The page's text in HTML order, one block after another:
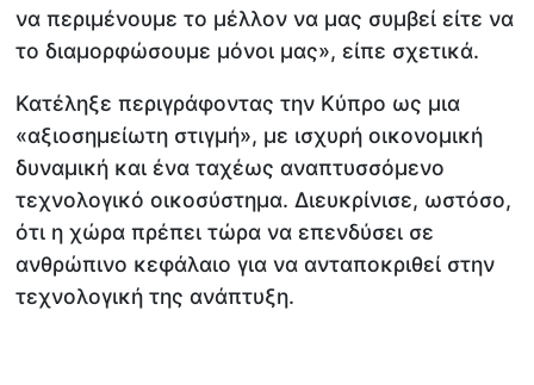
να περιμένουμε το μέλλον να μας συμβεί είτε να
το διαμορφώσουμε μόνοι μας», είπε σχετικά.
Κατέληξε περιγράφοντας την Κύπρο ως μια
«αξιοσημείωτη στιγμή», με ισχυρή οικονομική
δυναμική και ένα ταχέως αναπτυσσόμενο
τεχνολογικό οικοσύστημα. Διευκρίνισε, ωστόσο,
ότι η χώρα πρέπει τώρα να επενδύσει σε
ανθρώπινο κεφάλαιο για να ανταποκριθεί στην
τεχνολογική της ανάπτυξη.